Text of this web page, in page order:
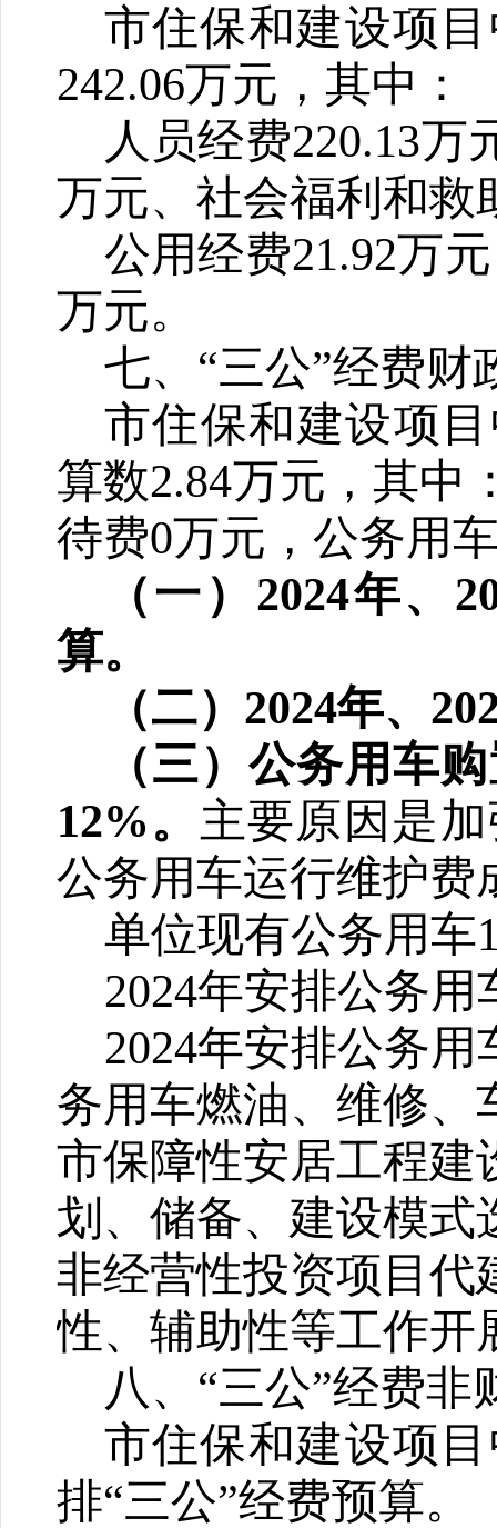
市住保和建设项
242.06万元，其中：
人员经费220.13万
万元、社会福利和救
公用经费21.92万元
万元。
七、“三公”经费财
市住保和建设项
算数2.84万元，其中
待费0万元，公务用
（一） 2024年、
算。
（二） 2024年、
（三）公务用车
12%。 主要原因是
公务用车运行维护费
单位现有公务用车
2024年安排公务用
2024年安排公务用
务用车燃油、维修、
市保障性安居工程建
划、储备、建设模式
非经营性投资项目代
性、辅助性等工作开
八、“三公”经费
市住保和建设项
排“三公”经费预算。